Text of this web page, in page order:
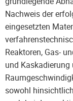
Nachweis der
eingesetzten
Reaktoren, Gas-
und Kaskadierung
sowohl